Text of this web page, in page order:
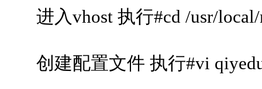
进入vhost 执行#cd /usr/local/
创建配置文件 执行#vi